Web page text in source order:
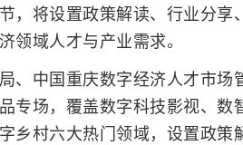
，将设置政策解读、行业分享
领域人才与产业需求。
、中国重庆数字经济人才市场
专场，覆盖数字科技影视、数
乡村六大热门领域，设置政策